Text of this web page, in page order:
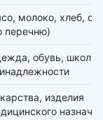
молоко, хлеб,
перечню)
обувь,
изделия